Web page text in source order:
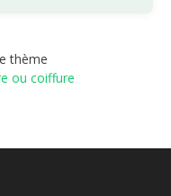
thème
ou coiffure